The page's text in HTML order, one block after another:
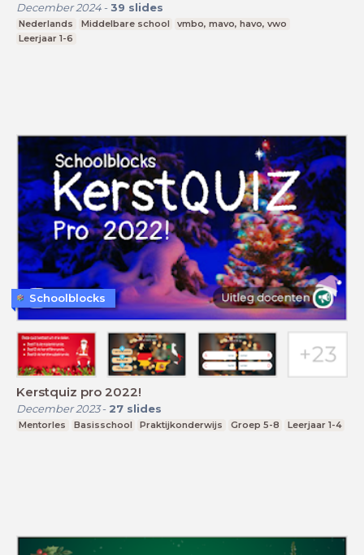
December 2024- 39 slides
Nederlands Middelbare school
vmbo, mavo, havo, vwo
Leerjaar 1-6
Kerstquiz pro 2022!
December 2023- 27 slides
Mentorles Basisschool Praktijkonderwijs Groep 5-8 Leerjaar 1-4
Schoolblocks